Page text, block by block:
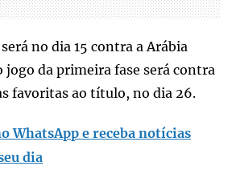
no dia 15 contra a Arábia
jogo da primeira fase será contra
favoritas ao título, no dia 26.
WhatsApp e receba notícias
dia